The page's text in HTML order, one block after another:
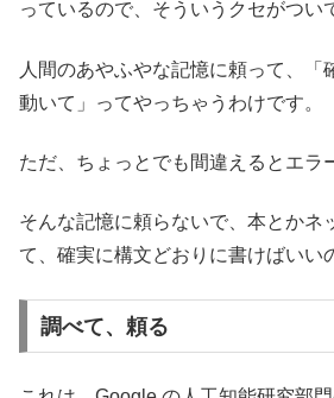
っているので、そういうクセがつい
人間のあやふやな記憶に頼って、「
動いて」ってやっちゃうわけです。
ただ、ちょっとでも間違えるとエラ
そんな記憶に頼らないで、本とかネ
て、確実に構文どおりに書けばいい
調べて、頼る